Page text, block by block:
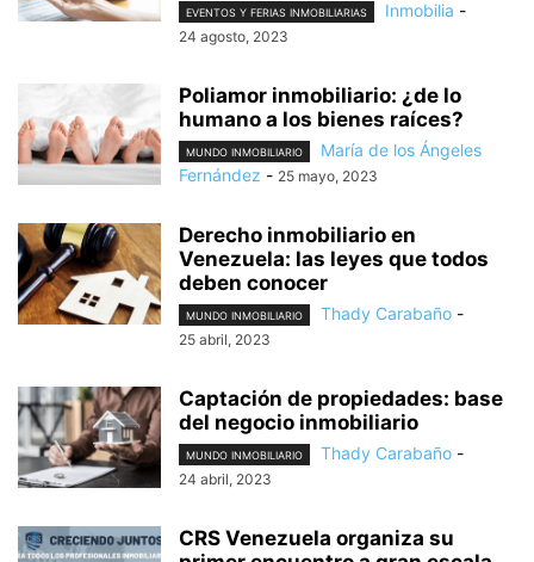
EVENTOS Y FERIAS INMOBILIARIAS Inmobilia -
24 agosto, 2023
Poliamor inmobiliario: ¿de lo
humano a los bienes raíces?
MUNDO INMOBILIARIO
María de los Ángeles
Fernández - 25 mayo, 2023
Derecho inmobiliario en
Venezuela: las leyes que todos
deben conocer
MUNDO INMOBILIARIO Thady Carabaño -
25 abril, 2023
Captación de propiedades: base
del negocio inmobiliario
MUNDO INMOBILIARIO Thady Carabaño -
24 abril, 2023
CRS Venezuela organiza su